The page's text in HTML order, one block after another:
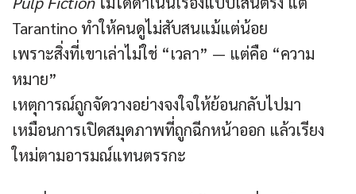
Tarantino ทำให้คนดูไม่สับสนแม้แต่น้อย
เพราะสิ่งที่เขาเล่าไม่ใช่ “เวลา” — แต่คือ “ความ
หมาย”
เหตุการณ์ถูกจัดวางอย่างจงใจให้ย้อนกลับไปมา
เหมือนการเปิดสมุดภาพที่ถูกฉีกหน้าออก แล้วเรียง
ใหม่ตามอารมณ์แทนตรรกะ